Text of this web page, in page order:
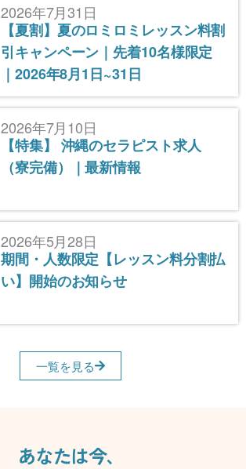
2026年7月31日
【夏割】夏のロミロミレッスン料割
引キャンペーン｜先着10名様限定
｜2026年8月1日~31日
2026年7月10日
【特集】 沖縄のセラピスト求人
（寮完備）｜最新情報
2026年5月28日
期間・人数限定【レッスン料分割払
い】開始のお知らせ
一覧を見る
あなたは今、